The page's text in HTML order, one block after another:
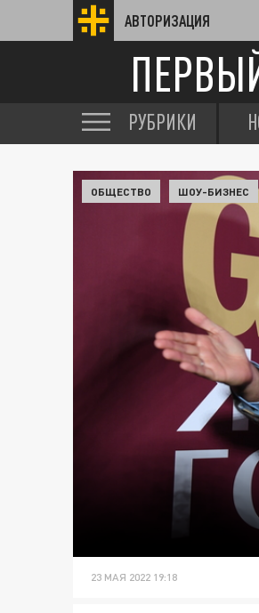
АВТОРИЗАЦИЯ
РУБРИКИ
ОБЩЕСТВО ШОУ-БИЗНЕС
23 МАЯ 2022 19:18